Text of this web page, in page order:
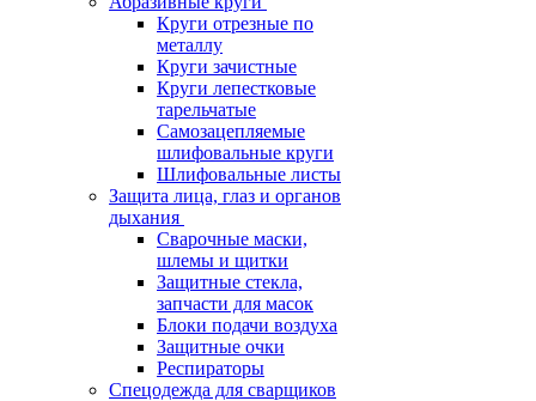
Круги отрезные по
металлу
Круги зачистные
Круги лепестковые
тарельчатые
Самозацепляемые
шлифовальные круги
Шлифовальные листы
Защита лица, глаз и органов
дыхания
Сварочные маски,
шлемы и щитки
Защитные стекла,
запчасти для масок
Блоки подачи воздуха
Защитные очки
Респираторы
Спецодежда для сварщиков